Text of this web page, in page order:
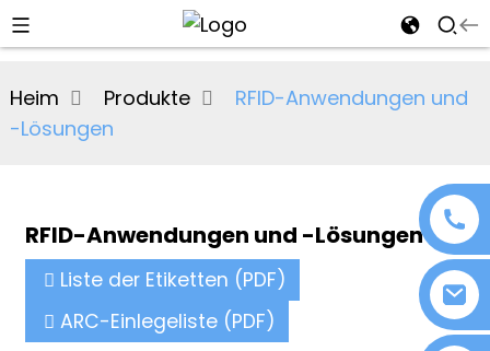
Heim Produkte
RFID-Anwendungen und
-Lösungen
RFID-Anwendungen und -Lösungen
Liste der Etiketten (PDF)
ARC-Einlegeliste (PDF)